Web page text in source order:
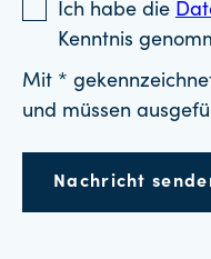
Ich habe die
Kenntnis
Mit *
und müssen
Nachricht